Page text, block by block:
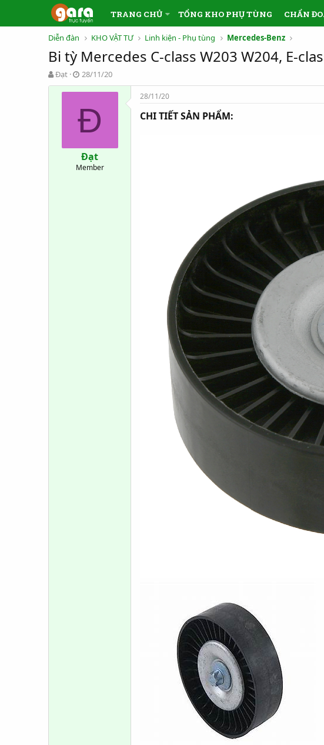
TRANG CHỦ TỔNG KHO PHỤ TÙNG CHẨN
Diễn đàn KHO VẬT TƯ Linh kiện - Phụ tùng Mercedes-Benz
Bi tỳ Mercedes C-class W203 W204, E-
T
h
Đạt
N
g
à
28/11/20
Đ
Đạt
Member
28/11/20
CHI TIẾT SẢN PHẨM: